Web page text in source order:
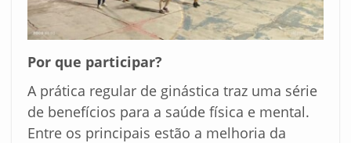
Por que participar?
A prática regular de ginástica traz uma série
de benefícios para a saúde física e mental.
Entre os principais estão a melhoria da